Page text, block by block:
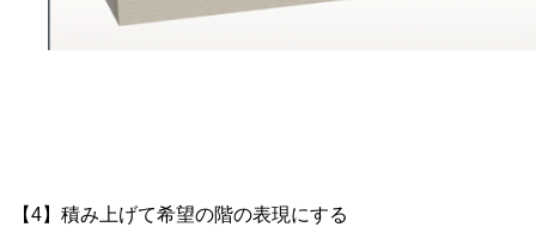
【4】積み上げて希望の階の表現にする